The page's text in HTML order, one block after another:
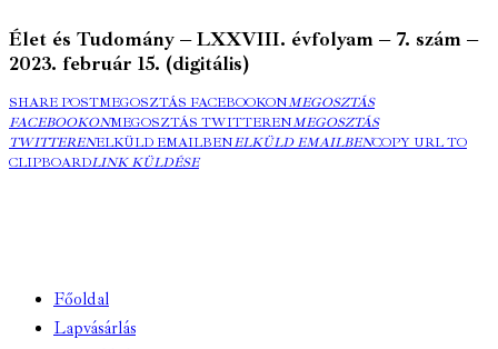
Élet és Tudomány – LXXVIII. évfolyam – 7. szám –
2023. február 15. (digitális)
SHARE POSTMEGOSZTÁS FACEBOOKONMEGOSZTÁS
FACEBOOKONMEGOSZTÁS TWITTERENMEGOSZTÁS
TWITTERENELKÜLD EMAILBENELKÜLD EMAILBENCOPY URL TO
CLIPBOARDLINK KÜLDÉSE
Főoldal
Lapvásárlás